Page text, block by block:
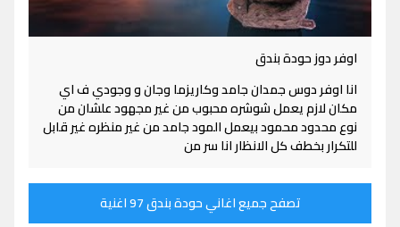
اوفر دوز حودة بندق
انا اوفر دوس جمدان جامد وكاريزما وجان و وجودي ف اي
مكان لازم يعمل شوشره محبوب من غير مجهود علشان من
نوع محدود محمود بيعمل المود جامد من غير منظره غير قابل
للتكرار بخطف كل الانظار انا سر من
تصفح جميع اغاني حودة بندق 97 اغنية